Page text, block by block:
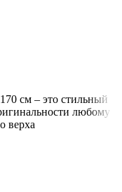
см – это стильный
любому
верха